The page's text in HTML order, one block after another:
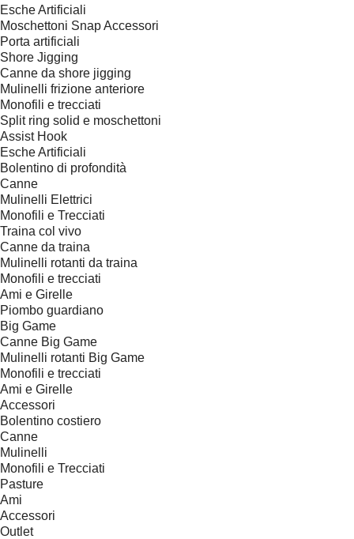
Esche Artificiali
Moschettoni Snap Accessori
Porta artificiali
Shore Jigging
Canne da shore jigging
Mulinelli frizione anteriore
Monofili e trecciati
Split ring solid e moschettoni
Assist Hook
Esche Artificiali
Bolentino di profondità
Canne
Mulinelli Elettrici
Monofili e Trecciati
Traina col vivo
Canne da traina
Mulinelli rotanti da traina
Monofili e trecciati
Ami e Girelle
Piombo guardiano
Big Game
Canne Big Game
Mulinelli rotanti Big Game
Monofili e trecciati
Ami e Girelle
Accessori
Bolentino costiero
Canne
Mulinelli
Monofili e Trecciati
Pasture
Ami
Accessori
Outlet